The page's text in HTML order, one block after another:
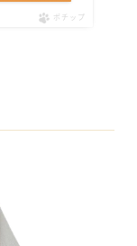
ポチップ